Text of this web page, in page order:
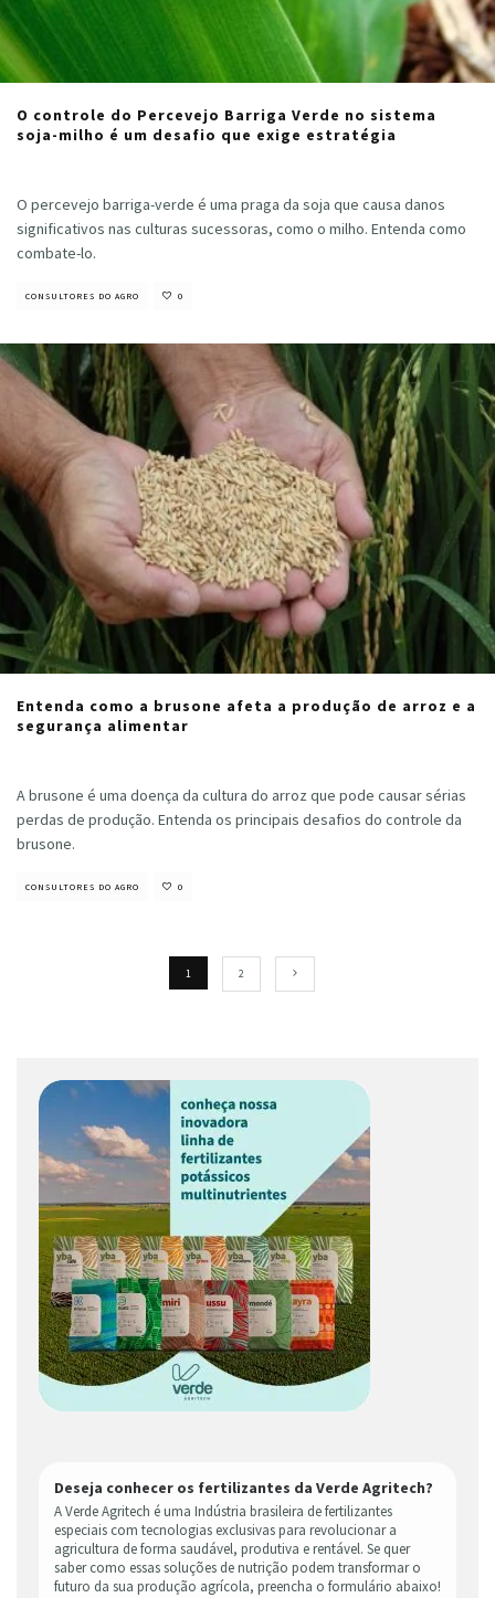
O controle do Percevejo Barriga Verde no sistema
soja-milho é um desafio que exige estratégia
O percevejo barriga-verde é uma praga da soja que causa danos
significativos nas culturas sucessoras, como o milho. Entenda como
combate-lo.
CONSULTORES DO AGRO 0
Entenda como a brusone afeta a produção de arroz e a
segurança alimentar
A brusone é uma doença da cultura do arroz que pode causar sérias
perdas de produção. Entenda os principais desafios do controle da
brusone.
CONSULTORES DO AGRO 0
1 2
Deseja conhecer os fertilizantes da Verde Agritech?
A Verde Agritech é uma Indústria brasileira de fertilizantes
especiais com tecnologias exclusivas para revolucionar a
agricultura de forma saudável, produtiva e rentável. Se quer
saber como essas soluções de nutrição podem transformar o
futuro da sua produção agrícola, preencha o formulário abaixo!